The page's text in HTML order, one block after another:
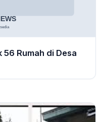
Rumah di Desa